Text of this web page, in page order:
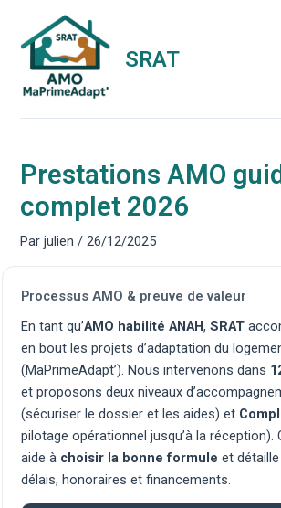
contenu
SRAT
Prestations AMO
complet 2026
Parjulien/26/12/2025
Processus AMO & preuve de valeur
En tant qu’AMO habilité ANAH,SRAT
en bout les projets d’adaptation du
(MaPrimeAdapt’). Nous intervenons dans
et proposons deux niveaux
(sécuriser le dossier et les aides) et
pilotage opérationnel jusqu’à la réception).
aide à choisir la bonne formule et
délais, honoraires et financements.